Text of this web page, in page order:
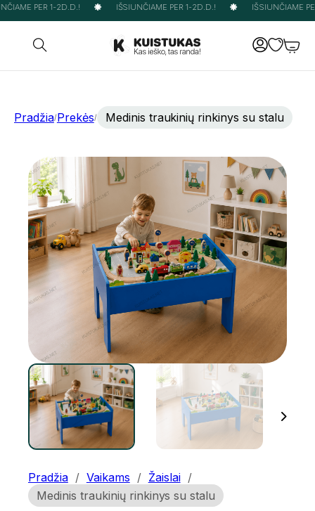
PER 1-2D.D.! IŠSIUNČIAME PER 1-2D.D.! IŠSIUNČIAME
Pradžia/Prekės/ Medinis traukinių rinkinys su stalu
Pradžia / Vaikams / Žaislai /
Medinis traukinių rinkinys su stalu